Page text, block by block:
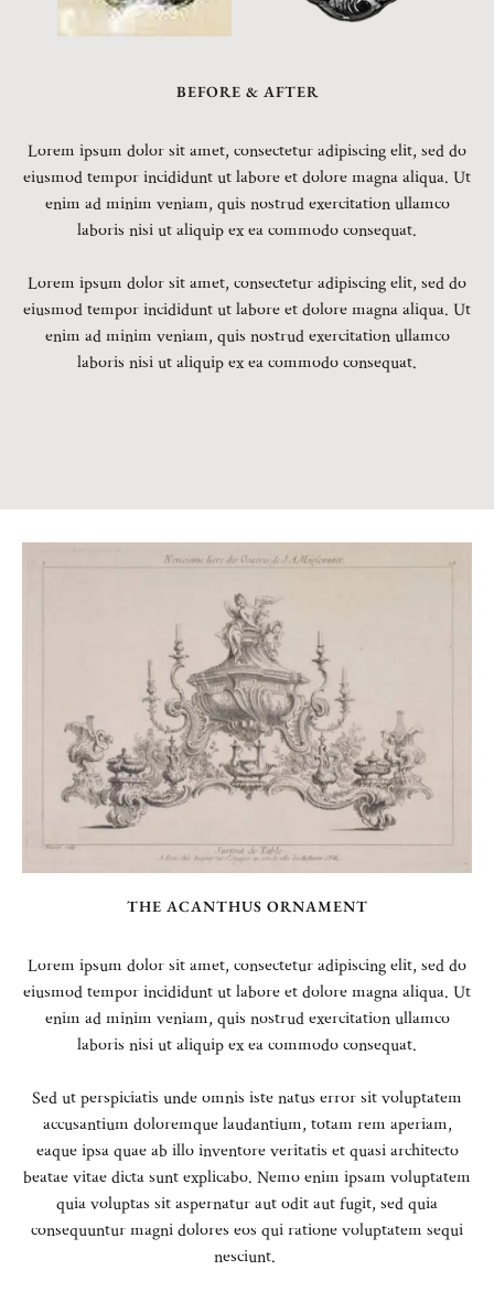
BEFORE & AFTER
Lorem ipsum dolor sit amet, consectetur adipiscing elit, sed do
eiusmod tempor incididunt ut labore et dolore magna aliqua. Ut
enim ad minim veniam, quis nostrud exercitation ullamco
laboris nisi ut aliquip ex ea commodo consequat.
Lorem ipsum dolor sit amet, consectetur adipiscing elit, sed do
eiusmod tempor incididunt ut labore et dolore magna aliqua. Ut
enim ad minim veniam, quis nostrud exercitation ullamco
laboris nisi ut aliquip ex ea commodo consequat.
THE ACANTHUS ORNAMENT
Lorem ipsum dolor sit amet, consectetur adipiscing elit, sed do
eiusmod tempor incididunt ut labore et dolore magna aliqua. Ut
enim ad minim veniam, quis nostrud exercitation ullamco
laboris nisi ut aliquip ex ea commodo consequat.
Sed ut perspiciatis unde omnis iste natus error sit voluptatem
accusantium doloremque laudantium, totam rem aperiam,
eaque ipsa quae ab illo inventore veritatis et quasi architecto
beatae vitae dicta sunt explicabo. Nemo enim ipsam voluptatem
quia voluptas sit aspernatur aut odit aut fugit, sed quia
consequuntur magni dolores eos qui ratione voluptatem sequi
nesciunt.